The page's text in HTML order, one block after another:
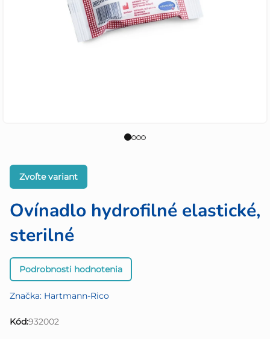
Ovínadlo hydrofilné elastické,
sterilné
Priemerné
hodnotenie
je
0,0
Podrobnosti hodnotenia
Značka: Hartmann-Rico
Kód:932002
Zvoľte variant